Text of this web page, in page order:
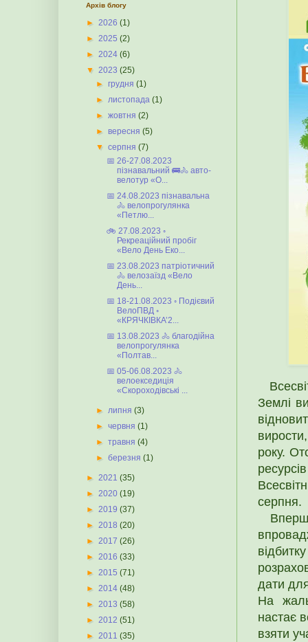
Землі
року.
серпня.
Вперше
дати
На
настає
взяти
Архів блогу
► 2026 (1)
► 2025 (2)
► 2024 (6)
▼ 2023 (25)
►грудня(1)
►листопада(1)
►жовтня(2)
►вересня(5)
▼серпня(7)
📅 26-27.08.2023
пізнавальний 🚌🚴 авто-
велотур «О...
📅 24.08.2023 пізнавальна
🚴 велопрогулянка
«Петлю...
🚲 27.08.2023 ◦
Рекреаційний пробіг
«Вело День Еко...
📅 23.08.2023 патріотичний
🚴 велозаїзд «Вело
День...
📅 18-21.08.2023 ◦ Подієвий
ВелоПВД ◦
«КРЯЧКІВКА’2...
📅 13.08.2023 🚴 благодійна
велопрогулянка
«Полтав...
📅 05-06.08.2023 🚴
велоекседиція
«Скороходівські ...
►липня(3)
►червня(1)
►травня(4)
►березня(1)
► 2021 (35)
► 2020 (19)
► 2019 (37)
► 2018 (20)
► 2017 (26)
► 2016 (33)
► 2015 (71)
► 2014 (48)
► 2013 (58)
► 2012 (51)
► 2011 (35)